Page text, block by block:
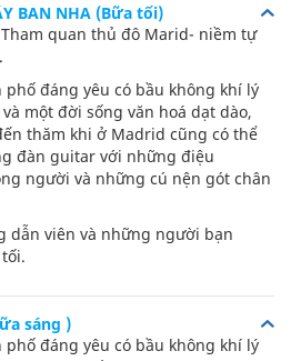
BAN NHA (Bữa tối)
quan thủ đô Marid- niềm tự
đáng yêu có bầu không khí lý
một đời sống văn hoá dạt dào,
thăm khi ở Madrid cũng có thể
đàn guitar với những điệu
người và những cú nện gót chân
dẫn viên và những người bạn
sáng )
đáng yêu có bầu không khí lý